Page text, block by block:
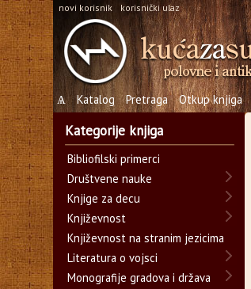
novi korisnik korisnički ulaz
Ѧ Katalog Pretraga Otkup knjiga
Kategorije knjiga
Bibliofilski primerci
Društvene nauke
Knjige za decu
Književnost
Književnost na stranim jezicima
Literatura o vojsci
Monografije gradova i država